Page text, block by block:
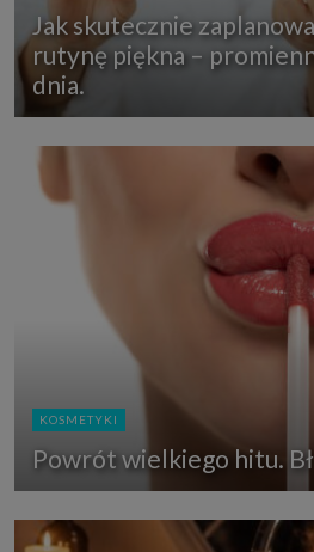
Jak skutecznie
rutynę piękna –
dnia.
KOSMETYKI
Powrót wielkiego hitu.